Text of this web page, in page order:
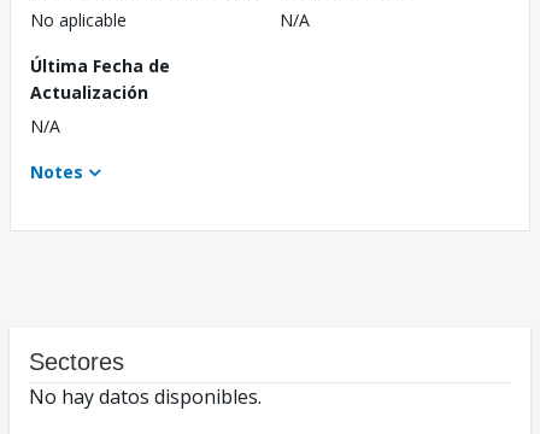
No aplicable
N/A
Última Fecha de
Actualización
N/A
Notes
Sectores
No hay datos disponibles.